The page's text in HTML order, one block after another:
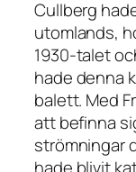
Cullberg
utomlands,
1930-talet
hade denna
balett. Med
att befinna
strömningar